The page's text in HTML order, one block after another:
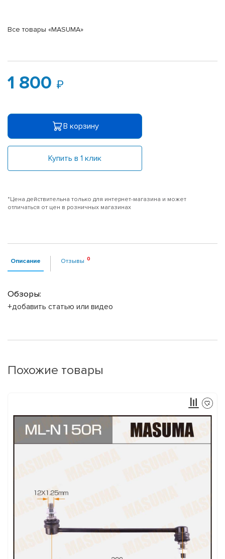
Все товары «MASUMA»
1 800
В корзину
Купить в 1 клик
*Цена действительна только для интернет-магазина и может
отличаться от цен в розничных магазинах
Описание Отзывы
Обзоры:
+добавить статью или видео
Похожие товары